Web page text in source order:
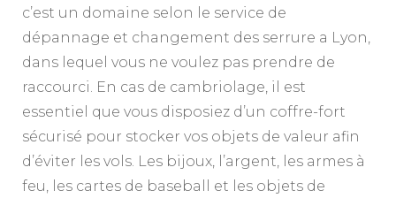
c’est un domaine selon le service de
dépannage et changement des serrure a Lyon,
dans lequel vous ne voulez pas prendre de
raccourci. En cas de cambriolage, il est
essentiel que vous disposiez d’un coffre-fort
sécurisé pour stocker vos objets de valeur afin
d’éviter les vols. Les bijoux, l’argent, les armes à
feu, les cartes de baseball et les objets de